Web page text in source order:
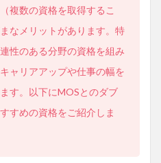
複数の資格を取得するこ
なメリットがあります。特
性のある分野の資格を組み
ャリアアップや仕事の幅を
す。以下にMOSとのダブ
すめの資格をご紹介しま